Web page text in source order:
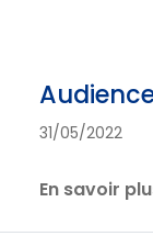
31/05/2022
En savoir